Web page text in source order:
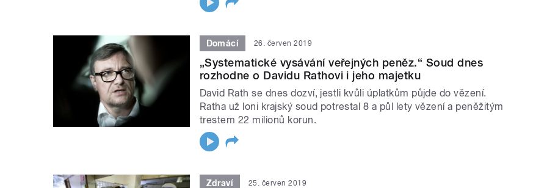
Domácí 26. červen 2019
„Systematické vysávání veřejných peněz.“ Soud dnes
rozhodne o Davidu Rathovi i jeho majetku
David Rath se dnes dozví, jestli kvůli úplatkům půjde do vězení.
Ratha už loni krajský soud potrestal 8 a půl lety vězení a peněžitým
trestem 22 milionů korun.
Zdraví 25. červen 2019